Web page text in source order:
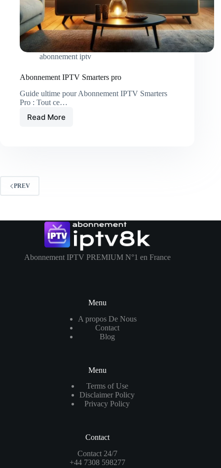
abonnement iptv
Abonnement IPTV Smarters pro
Guide ultime pour Abonnement IPTV Smarters
Pro : Tout ce…
Read MoreAbonnement
PREV
Abonnement IPTV PREMIUM N°1 en France
Menu
A propos De Nous
Contact
Blog
Menu
Terms of Use
Disclaimer Policy
Privacy Policy
Contact
Contact 24/7
+44 7308 598277